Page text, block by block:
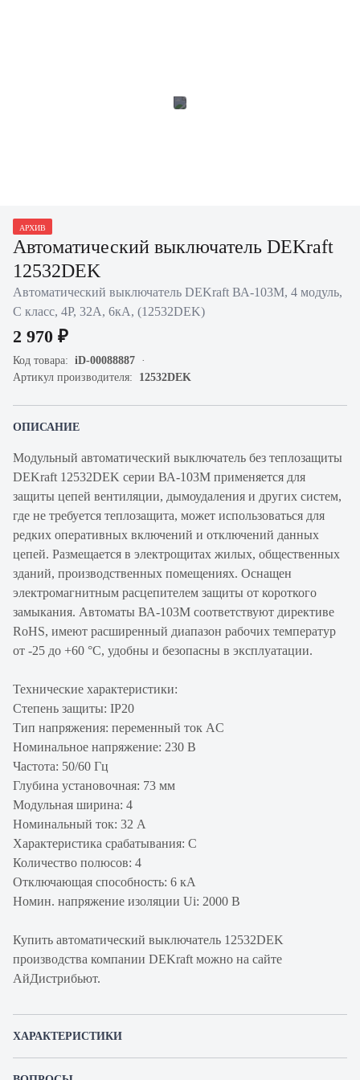
АРХИВ
Автоматический выключатель DEKraft
12532DEK
Автоматический выключатель DEKraft ВА-103M, 4 модуль,
C класс, 4P, 32А, 6кА, (12532DEK)
2 970 ₽
Код товара: iD-00088887
Артикул производителя: 12532DEK
ОПИСАНИЕ
Модульный автоматический выключатель без теплозащиты
DEKraft 12532DEK серии ВА-103М применяется для
защиты цепей вентиляции, дымоудаления и других систем,
где не требуется теплозащита, может использоваться для
редких оперативных включений и отключений данных
цепей. Размещается в электрощитах жилых, общественных
зданий, производственных помещениях. Оснащен
электромагнитным расцепителем защиты от короткого
замыкания. Автоматы ВА-103М соответствуют директиве
RoHS, имеют расширенный диапазон рабочих температур
от -25 до +60 °C, удобны и безопасны в эксплуатации.
Технические характеристики:
Степень защиты: IP20
Тип напряжения: переменный ток AC
Номинальное напряжение: 230 В
Частота: 50/60 Гц
Глубина установочная: 73 мм
Модульная ширина: 4
Номинальный ток: 32 А
Характеристика срабатывания: C
Количество полюсов: 4
Отключающая способность: 6 кА
Номин. напряжение изоляции Ui: 2000 В
Купить автоматический выключатель 12532DEK
производства компании DEKraft можно на сайте
АйДистрибьют.
ХАРАКТЕРИСТИКИ